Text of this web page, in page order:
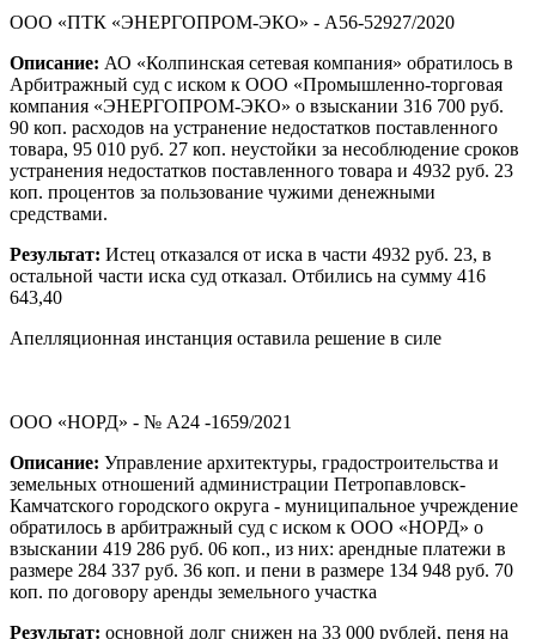
ООО «ПТК «ЭНЕРГОПРОМ-ЭКО» - А56-52927/2020
Описание: АО «Колпинская сетевая компания» обратилось в
Арбитражный суд с иском к ООО «Промышленно-торговая
компания «ЭНЕРГОПРОМ-ЭКО» о взыскании 316 700 руб.
90 коп. расходов на устранение недостатков поставленного
товара, 95 010 руб. 27 коп. неустойки за несоблюдение сроков
устранения недостатков поставленного товара и 4932 руб. 23
коп. процентов за пользование чужими денежными
средствами.
Результат: Истец отказался от иска в части 4932 руб. 23, в
остальной части иска суд отказал. Отбились на сумму 416
643,40
Апелляционная инстанция оставила решение в силе
ООО «НОРД» - № А24 -1659/2021
Описание: Управление архитектуры, градостроительства и
земельных отношений администрации Петропавловск-
Камчатского городского округа - муниципальное учреждение
обратилось в арбитражный суд с иском к ООО «НОРД» о
взыскании 419 286 руб. 06 коп., из них: арендные платежи в
размере 284 337 руб. 36 коп. и пени в размере 134 948 руб. 70
коп. по договору аренды земельного участка
Результат: основной долг снижен на 33 000 рублей, пеня на